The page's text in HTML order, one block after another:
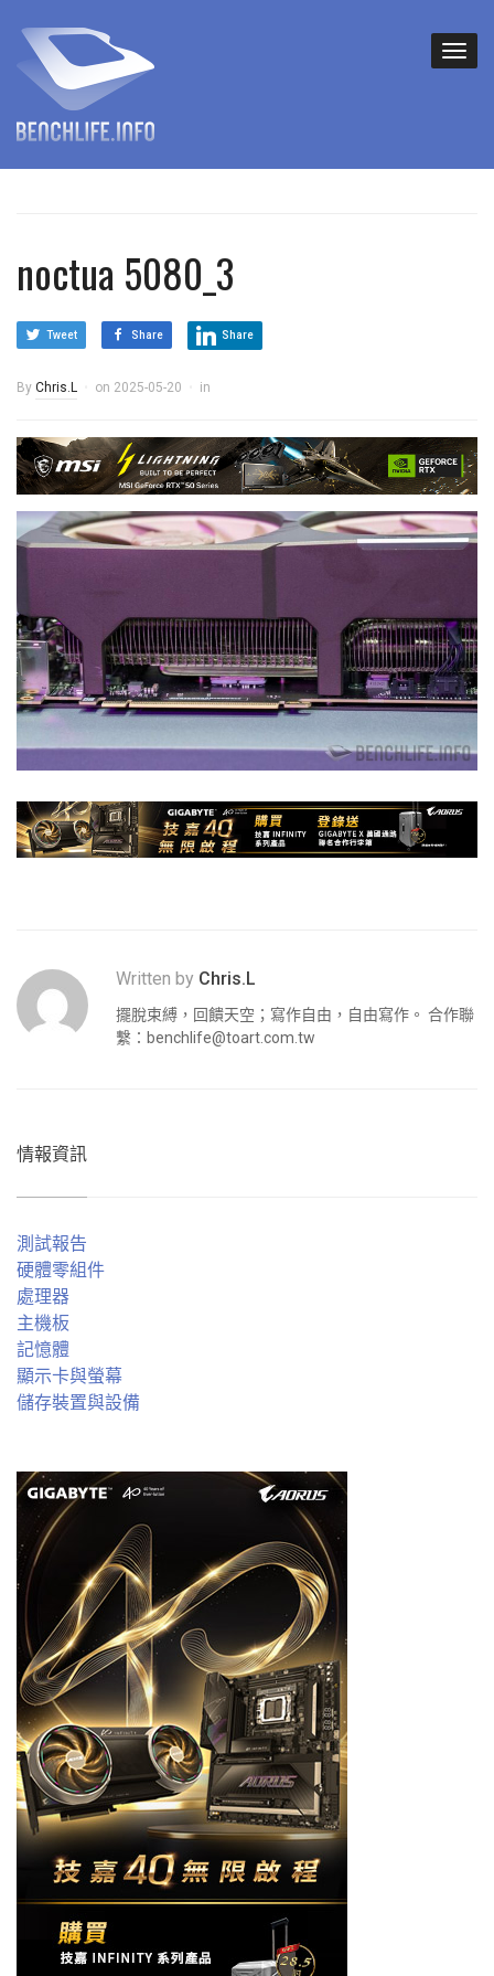
noctua 5080_3
Tweet Share Share
By Chris.L on 2025-05-20 in
Written by Chris.L
擺脫束縛，回饋天空；寫作自由，自由寫作。 合作聯
繫： benchlife@toart.com.tw
情報資訊
測試報告
硬體零組件
處理器
主機板
記憶體
顯示卡與螢幕
儲存裝置與設備